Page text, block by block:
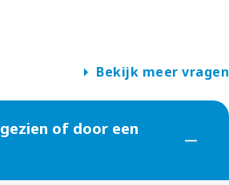
arrow_right Bekijk meer vragen
of door een